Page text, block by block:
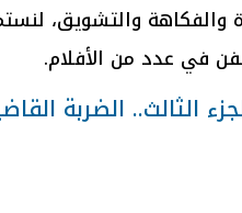
والفكاهة والتشويق،
في عدد من الأفلام.
الثالث.. الضربة